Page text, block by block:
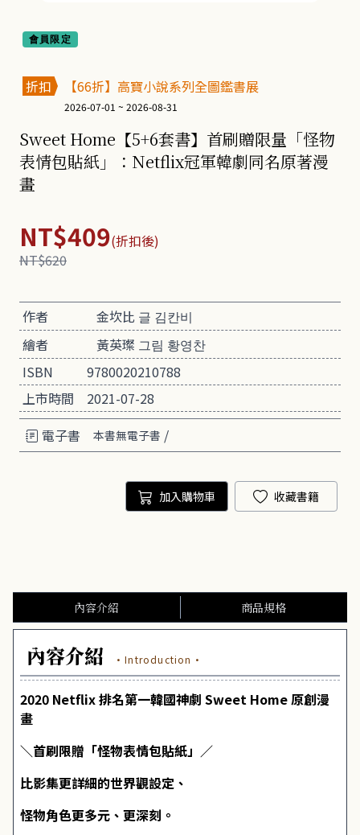
會員限定
折扣 【66折】高寶小說系列全圖鑑書展
2026-07-01 ~ 2026-08-31
Sweet Home【5+6套書】首刷贈限量「怪物
表情包貼紙」：Netflix冠軍韓劇同名原著漫
畫
NT$409(折扣後)
NT$620
作者
金坎比 글 김칸비
繪者
黃英璨 그림 황영찬
ISBN
9780020210788
上市時間
2021-07-28
電子書
本書無電子書 /
加入購物車 收藏書籍
內容介紹 商品規格
內容介紹 ·Introduction·
2020 Netflix 排名第一韓國神劇 Sweet Home 原創漫
畫
＼首刷限贈「怪物表情包貼紙」／
比影集更詳細的世界觀設定、
怪物角色更多元、更深刻。